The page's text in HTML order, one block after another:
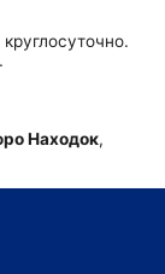
Находок,